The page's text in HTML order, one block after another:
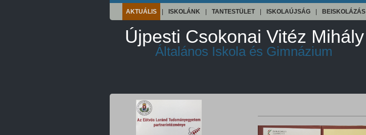
AKTUÁLIS ISKOLÁNK TANTESTÜLET ISKOLAÚJSÁG BEISKOLÁZÁS
Újpesti Csokonai Vitéz Mihály
Általános Iskola és Gimnázium